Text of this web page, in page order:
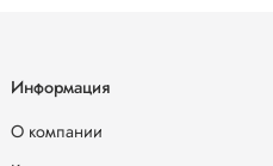
Информация
О компании